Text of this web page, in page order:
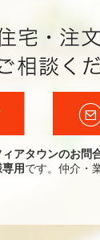
アタウンのお問
用です。仲介・